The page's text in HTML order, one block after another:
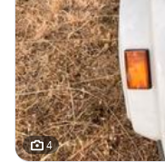
4